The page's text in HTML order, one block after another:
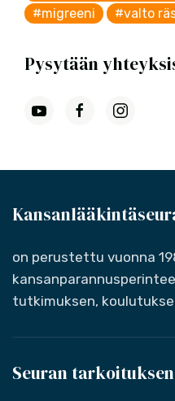
#migreeni
#valto
Pysytään
on perustettu vuonna
tutkimuksen,
Seuran